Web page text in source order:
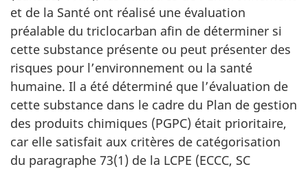
et de la Santé ont réalisé une évaluation
préalable du triclocarban afin de déterminer si
cette substance présente ou peut présenter des
risques pour l’environnement ou la santé
humaine. Il a été déterminé que l’évaluation de
cette substance dans le cadre du Plan de gestion
des produits chimiques (PGPC) était prioritaire,
car elle satisfait aux critères de catégorisation
du paragraphe 73(1) de la LCPE (ECCC, SC